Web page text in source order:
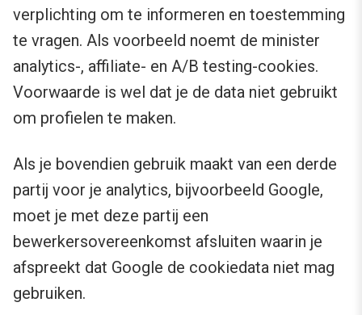
verplichting om te informeren en toestemming
te vragen. Als voorbeeld noemt de minister
analytics-, affiliate- en A/B testing-cookies.
Voorwaarde is wel dat je de data niet gebruikt
om profielen te maken.
Als je bovendien gebruik maakt van een derde
partij voor je analytics, bijvoorbeeld Google,
moet je met deze partij een
bewerkersovereenkomst afsluiten waarin je
afspreekt dat Google de cookiedata niet mag
gebruiken.